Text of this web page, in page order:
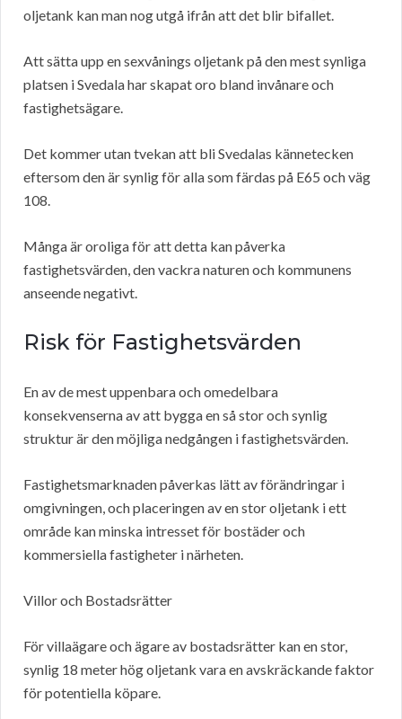
oljetank kan man nog utgå ifrån att det blir bifallet.
Att sätta upp en sexvånings oljetank på den mest synliga
platsen i Svedala har skapat oro bland invånare och
fastighetsägare.
Det kommer utan tvekan att bli Svedalas kännetecken
eftersom den är synlig för alla som färdas på E65 och väg
108.
Många är oroliga för att detta kan påverka
fastighetsvärden, den vackra naturen och kommunens
anseende negativt.
Risk för Fastighetsvärden
En av de mest uppenbara och omedelbara
konsekvenserna av att bygga en så stor och synlig
struktur är den möjliga nedgången i fastighetsvärden.
Fastighetsmarknaden påverkas lätt av förändringar i
omgivningen, och placeringen av en stor oljetank i ett
område kan minska intresset för bostäder och
kommersiella fastigheter i närheten.
Villor och Bostadsrätter
För villaägare och ägare av bostadsrätter kan en stor,
synlig 18 meter hög oljetank vara en avskräckande faktor
för potentiella köpare.